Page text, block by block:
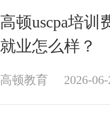
高顿uscpa培训
就业怎么样？
高顿教育 2026-